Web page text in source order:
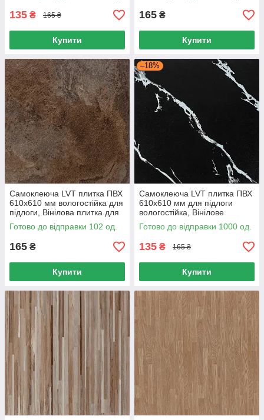
135 ₴ 165 ₴
Купити
165 ₴
Купити
Самоклеюча LVT плитка ПВХ
610х610 мм вологостійка для
підлоги, Вінілова плитка для
кухні та ванної
Готово до відправки 102 од.
165 ₴
Купити
–18%
Самоклеюча LVT плитка ПВХ
610х610 мм для підлоги
вологостійка, Вінілове
покриття для кухні
Готово до відправки 1000 од.
135 ₴ 165 ₴
Купити